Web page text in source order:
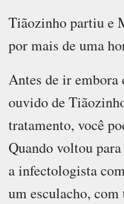
Tiãozinho partiu e
por mais de uma
Antes de ir
ouvido de
tratamento, você
Quando voltou
a infectologista
um esculacho, com